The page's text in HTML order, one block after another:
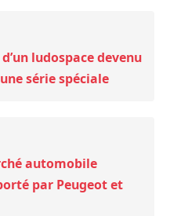
ludospace devenu
série spéciale
automobile
par Peugeot et